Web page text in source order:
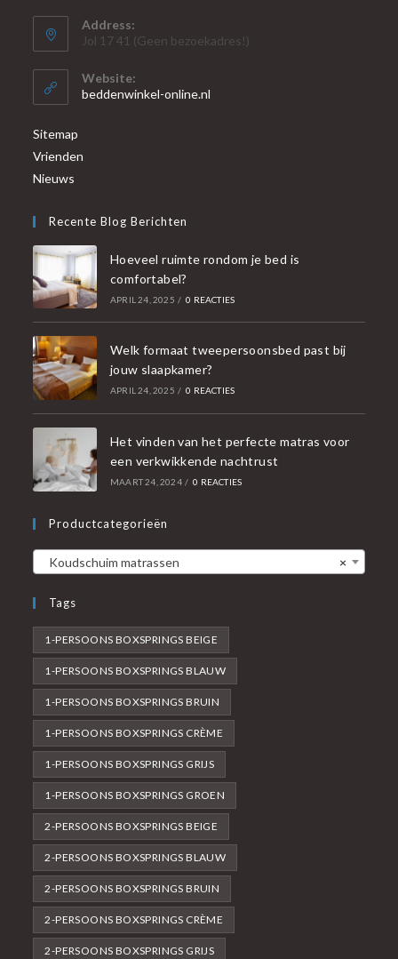
Address:
Jol 17 41 (Geen bezoekadres!)
Website:
beddenwinkel-online.nl
Sitemap
Vrienden
Nieuws
Recente Blog Berichten
Hoeveel ruimte rondom je bed is
comfortabel?
APRIL 24, 2025 / 0 REACTIES
Welk formaat tweepersoonsbed past bij
jouw slaapkamer?
APRIL 24, 2025 / 0 REACTIES
Het vinden van het perfecte matras voor
een verkwikkende nachtrust
MAART 24, 2024 / 0 REACTIES
Productcategorieën
×
Koudschuim matrassen
Tags
1-PERSOONS BOXSPRINGS BEIGE
1-PERSOONS BOXSPRINGS BLAUW
1-PERSOONS BOXSPRINGS BRUIN
1-PERSOONS BOXSPRINGS CRÈME
1-PERSOONS BOXSPRINGS GRIJS
1-PERSOONS BOXSPRINGS GROEN
2-PERSOONS BOXSPRINGS BEIGE
2-PERSOONS BOXSPRINGS BLAUW
2-PERSOONS BOXSPRINGS BRUIN
2-PERSOONS BOXSPRINGS CRÈME
2-PERSOONS BOXSPRINGS GRIJS